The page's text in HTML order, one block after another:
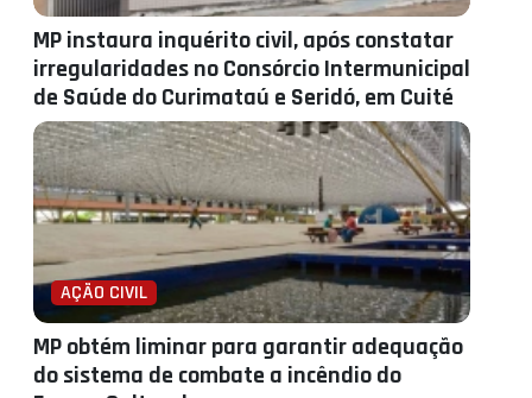
MP instaura inquérito civil, após constatar
irregularidades no Consórcio Intermunicipal
de Saúde do Curimataú e Seridó, em Cuité
AÇÃO CIVIL
MP obtém liminar para garantir adequação
do sistema de combate a incêndio do